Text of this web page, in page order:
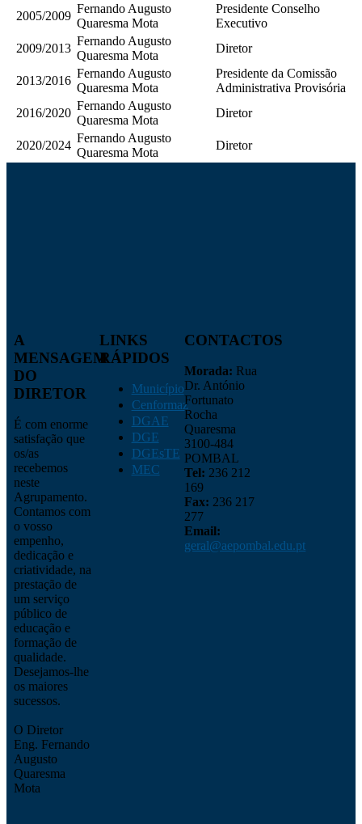
2005/2009
Fernando Augusto
Quaresma Mota
Presidente Conselho
Executivo
2009/2013
Fernando Augusto
Quaresma Mota
Diretor
2013/2016
Fernando Augusto
Quaresma Mota
Presidente da Comissão
Administrativa Provisória
2016/2020
Fernando Augusto
Quaresma Mota
Diretor
2020/2024
Fernando Augusto
Quaresma Mota
Diretor
A
MENSAGEM
DO
DIRETOR
É com enorme
satisfação que
os/as
recebemos
neste
Agrupamento.
Contamos com
o vosso
empenho,
dedicação e
criatividade, na
prestação de
um serviço
público de
educação e
formação de
qualidade.
Desejamos-lhe
os maiores
sucessos.
O Diretor
Eng. Fernando
Augusto
Quaresma
Mota
LINKS
RÁPIDOS
Município
Cenformaz
DGAE
DGE
DGEsTE
MEC
CONTACTOS
Morada: Rua
Dr. António
Fortunato
Rocha
Quaresma
3100-484
POMBAL
Tel: 236 212
169
Fax: 236 217
277
Email:
geral@aepombal.edu.pt